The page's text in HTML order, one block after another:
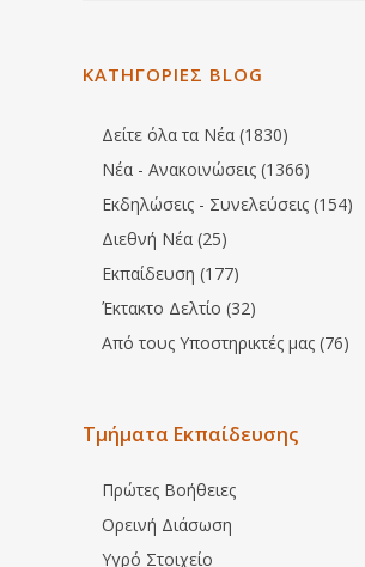
ΚΑΤΗΓΟΡΙΕΣ BLOG
Δείτε όλα τα Νέα (1830)
Νέα - Ανακοινώσεις (1366)
Εκδηλώσεις - Συνελεύσεις (154)
Διεθνή Νέα (25)
Εκπαίδευση (177)
Έκτακτο Δελτίο (32)
Από τους Υποστηρικτές μας (76)
Τμήματα Εκπαίδευσης
Πρώτες Βοήθειες
Ορεινή Διάσωση
Υγρό Στοιχείο